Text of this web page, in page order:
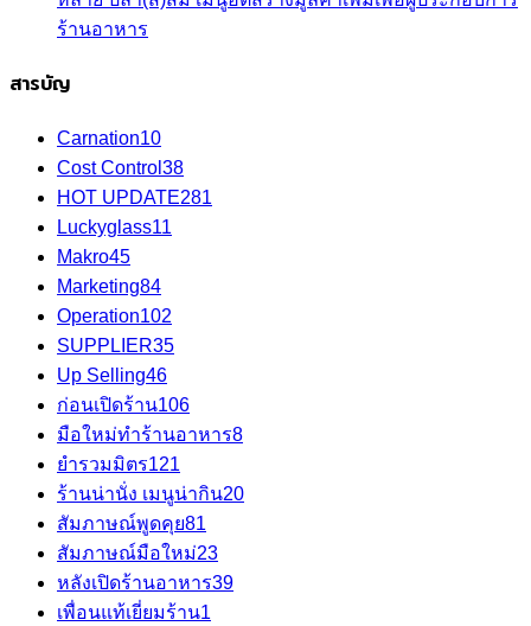
ร้านอาหาร
สารบัญ
Carnation10
Cost Control 38
HOT UPDATE281
Luckyglass11
Makro45
Marketing84
Operation102
SUPPLIER35
Up Selling46
ก่อนเปิดร้าน106
มือใหม่ทำร้านอาหาร8
ยำรวมมิตร121
ร้านน่านั่ง เมนูน่ากิน20
สัมภาษณ์พูดคุย81
สัมภาษณ์มือใหม่23
หลังเปิดร้านอาหาร39
เพื่อนแท้เยี่ยมร้าน1